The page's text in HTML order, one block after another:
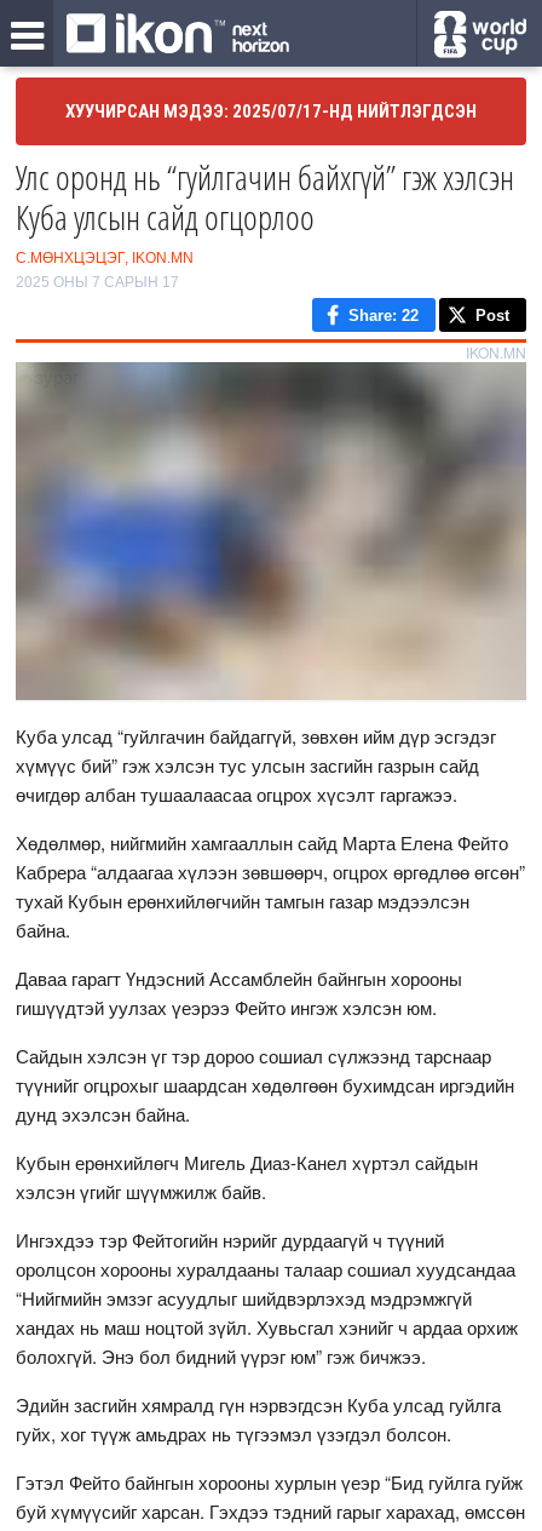
ХУУЧИРСАН МЭДЭЭ: 2025/07/17-НД НИЙТЛЭГДСЭН
Улс оронд нь “гуйлгачин байхгүй” гэж хэлсэн
Куба улсын сайд огцорлоо
С.МӨНХЦЭЦЭГ, IKON.MN
2025 ОНЫ 7 САРЫН 17
Share: 22 Post
IKON.MN
Куба улсад “гуйлгачин байдаггүй, зөвхөн ийм дүр эсгэдэг
хүмүүс бий” гэж хэлсэн тус улсын засгийн газрын сайд
өчигдөр албан тушаалаасаа огцрох хүсэлт гаргажээ.
Хөдөлмөр, нийгмийн хамгааллын сайд Марта Елена Фейто
Кабрера “алдаагаа хүлээн зөвшөөрч, огцрох өргөдлөө өгсөн”
тухай Кубын ерөнхийлөгчийн тамгын газар мэдээлсэн
байна.
Даваа гарагт Үндэсний Ассамблейн байнгын хорооны
гишүүдтэй уулзах үеэрээ Фейто ингэж хэлсэн юм.
Сайдын хэлсэн үг тэр дороо сошиал сүлжээнд тарснаар
түүнийг огцрохыг шаардсан хөдөлгөөн бухимдсан иргэдийн
дунд эхэлсэн байна.
Кубын ерөнхийлөгч Мигель Диаз-Канел хүртэл сайдын
хэлсэн үгийг шүүмжилж байв.
Ингэхдээ тэр Фейтогийн нэрийг дурдаагүй ч түүний
оролцсон хорооны хуралдааны талаар сошиал хуудсандаа
“Нийгмийн эмзэг асуудлыг шийдвэрлэхэд мэдрэмжгүй
хандах нь маш ноцтой зүйл. Хувьсгал хэнийг ч ардаа орхиж
болохгүй. Энэ бол бидний үүрэг юм” гэж бичжээ.
Эдийн засгийн хямралд гүн нэрвэгдсэн Куба улсад гуйлга
гуйх, хог түүж амьдрах нь түгээмэл үзэгдэл болсон.
Гэтэл Фейто байнгын хорооны хурлын үеэр “Бид гуйлга гуйж
буй хүмүүсийг харсан. Гэхдээ тэдний гарыг харахад, өмссөн